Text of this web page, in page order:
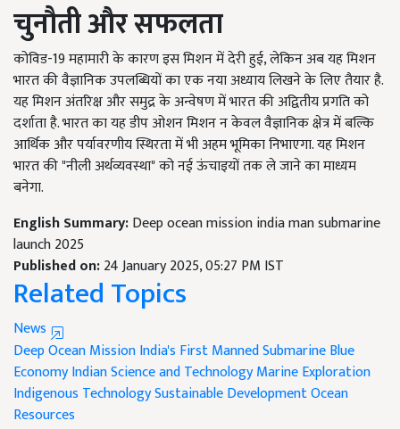
चुनौती और सफलता
कोविड-19 महामारी के कारण इस मिशन में देरी हुई, लेकिन अब यह मिशन
भारत की वैज्ञानिक उपलब्धियों का एक नया अध्याय लिखने के लिए तैयार है.
यह मिशन अंतरिक्ष और समुद्र के अन्वेषण में भारत की अद्वितीय प्रगति को
दर्शाता है. भारत का यह डीप ओशन मिशन न केवल वैज्ञानिक क्षेत्र में बल्कि
आर्थिक और पर्यावरणीय स्थिरता में भी अहम भूमिका निभाएगा. यह मिशन
भारत की "नीली अर्थव्यवस्था" को नई ऊंचाइयों तक ले जाने का माध्यम
बनेगा.
English Summary:Deep ocean mission india man submarine
launch 2025
Published on:24 January 2025, 05:27 PM IST
Related Topics
News
Deep Ocean MissionIndia's First Manned SubmarineBlue
EconomyIndian Science and TechnologyMarine Exploration
Indigenous TechnologySustainable DevelopmentOcean
Resources